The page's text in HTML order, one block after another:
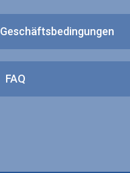
Geschäftsbedingungen
FAQ